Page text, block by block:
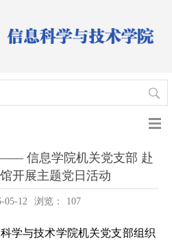
信息学院机关党支部 赴
开展主题党日活动
05-12 浏览： 107
学与技术学院机关党支部组织